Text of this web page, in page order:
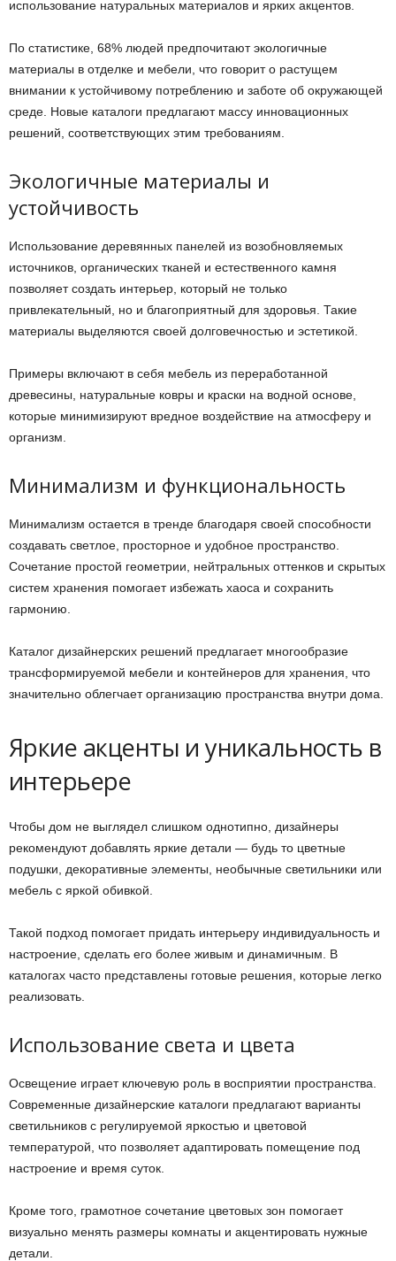
использование натуральных материалов и ярких акцентов.
По статистике, 68% людей предпочитают экологичные
материалы в отделке и мебели, что говорит о растущем
внимании к устойчивому потреблению и заботе об окружающей
среде. Новые каталоги предлагают массу инновационных
решений, соответствующих этим требованиям.
Экологичные материалы и
устойчивость
Использование деревянных панелей из возобновляемых
источников, органических тканей и естественного камня
позволяет создать интерьер, который не только
привлекательный, но и благоприятный для здоровья. Такие
материалы выделяются своей долговечностью и эстетикой.
Примеры включают в себя мебель из переработанной
древесины, натуральные ковры и краски на водной основе,
которые минимизируют вредное воздействие на атмосферу и
организм.
Минимализм и функциональность
Минимализм остается в тренде благодаря своей способности
создавать светлое, просторное и удобное пространство.
Сочетание простой геометрии, нейтральных оттенков и скрытых
систем хранения помогает избежать хаоса и сохранить
гармонию.
Каталог дизайнерских решений предлагает многообразие
трансформируемой мебели и контейнеров для хранения, что
значительно облегчает организацию пространства внутри дома.
Яркие акценты и уникальность в
интерьере
Чтобы дом не выглядел слишком однотипно, дизайнеры
рекомендуют добавлять яркие детали — будь то цветные
подушки, декоративные элементы, необычные светильники или
мебель с яркой обивкой.
Такой подход помогает придать интерьеру индивидуальность и
настроение, сделать его более живым и динамичным. В
каталогах часто представлены готовые решения, которые легко
реализовать.
Использование света и цвета
Освещение играет ключевую роль в восприятии пространства.
Современные дизайнерские каталоги предлагают варианты
светильников с регулируемой яркостью и цветовой
температурой, что позволяет адаптировать помещение под
настроение и время суток.
Кроме того, грамотное сочетание цветовых зон помогает
визуально менять размеры комнаты и акцентировать нужные
детали.